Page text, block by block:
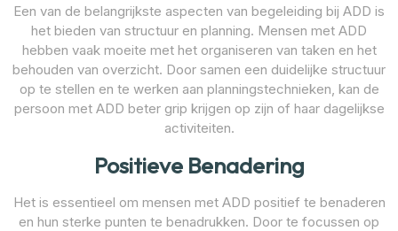
Een van de belangrijkste aspecten van begeleiding bij ADD is
het bieden van structuur en planning. Mensen met ADD
hebben vaak moeite met het organiseren van taken en het
behouden van overzicht. Door samen een duidelijke structuur
op te stellen en te werken aan planningstechnieken, kan de
persoon met ADD beter grip krijgen op zijn of haar dagelijkse
activiteiten.
Positieve Benadering
Het is essentieel om mensen met ADD positief te benaderen
en hun sterke punten te benadrukken. Door te focussen op